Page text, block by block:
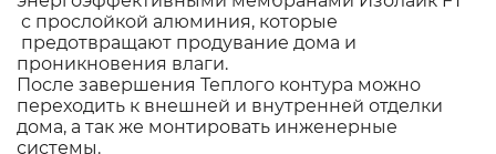
с прослойкой алюминия, которые
предотвращают продувание дома и
проникновения влаги.
После завершения Теплого контура можно
переходить к внешней и внутренней отделки
дома, а так же монтировать инженерные
системы.